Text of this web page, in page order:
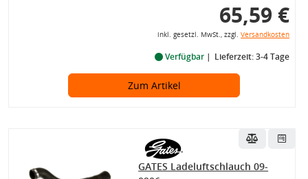
65,59 €
inkl. gesetzl. MwSt., zzgl. Versandkosten
Verfügbar Lieferzeit: 3-4 Tage
Zum Artikel
GATES Ladeluftschlauch 09-